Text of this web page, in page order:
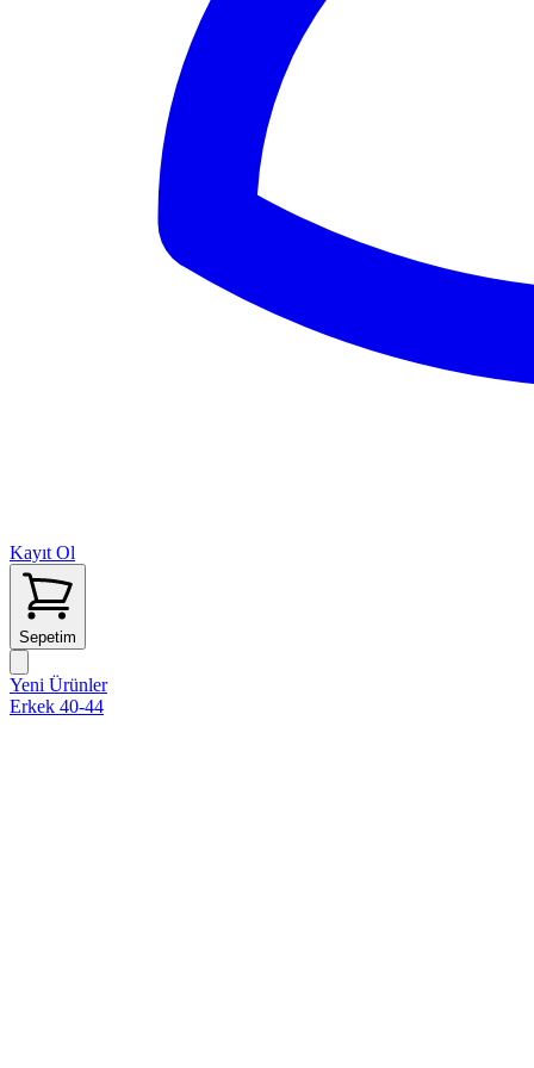
Kayıt Ol
Sepetim
Yeni Ürünler
Erkek 40-44